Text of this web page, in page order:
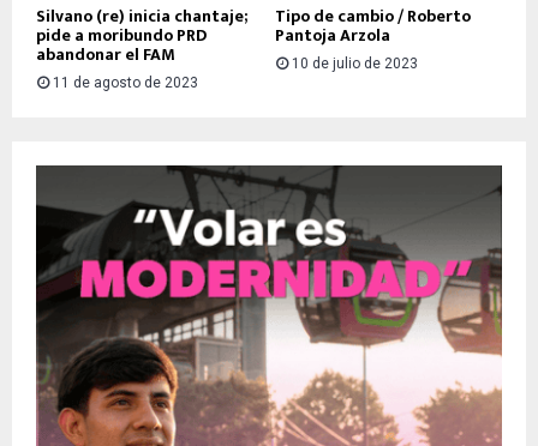
Silvano (re) inicia chantaje;
pide a moribundo PRD
abandonar el FAM
11 de agosto de 2023
Tipo de cambio / Roberto
Pantoja Arzola
10 de julio de 2023